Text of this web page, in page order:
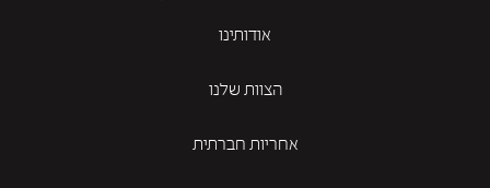
אודותינו
הצוות שלנו
אחריות חברתית